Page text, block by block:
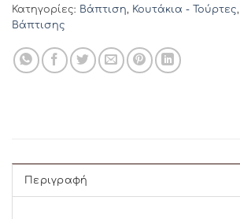
Κατηγορίες: Βάπτιση, Κουτάκια - Τούρτες,
Βάπτισης
Περιγραφή